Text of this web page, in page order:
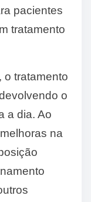
pacientes
tratamento
o tratamento
o
a dia. Ao
na